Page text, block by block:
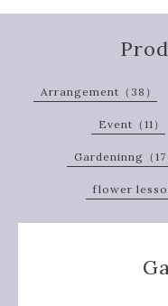
Arrangement（38）
Event（11）
Gardeninng（17
flower